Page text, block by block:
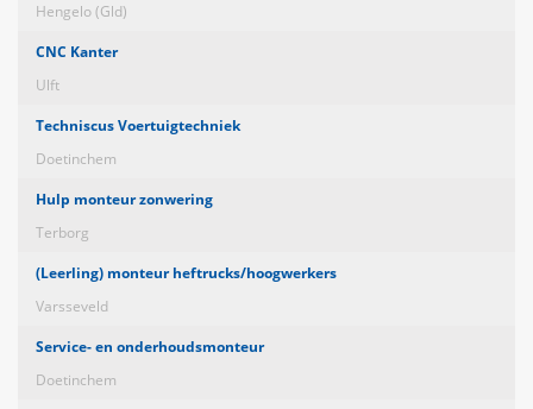
Hengelo (Gld)
CNC Kanter
Ulft
Techniscus Voertuigtechniek
Doetinchem
Hulp monteur zonwering
Terborg
(Leerling) monteur heftrucks/hoogwerkers
Varsseveld
Service- en onderhoudsmonteur
Doetinchem